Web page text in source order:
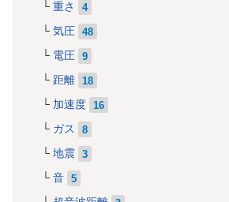
重さ 4
気圧 48
電圧 9
距離 18
加速度 16
ガス 8
地震 3
音 5